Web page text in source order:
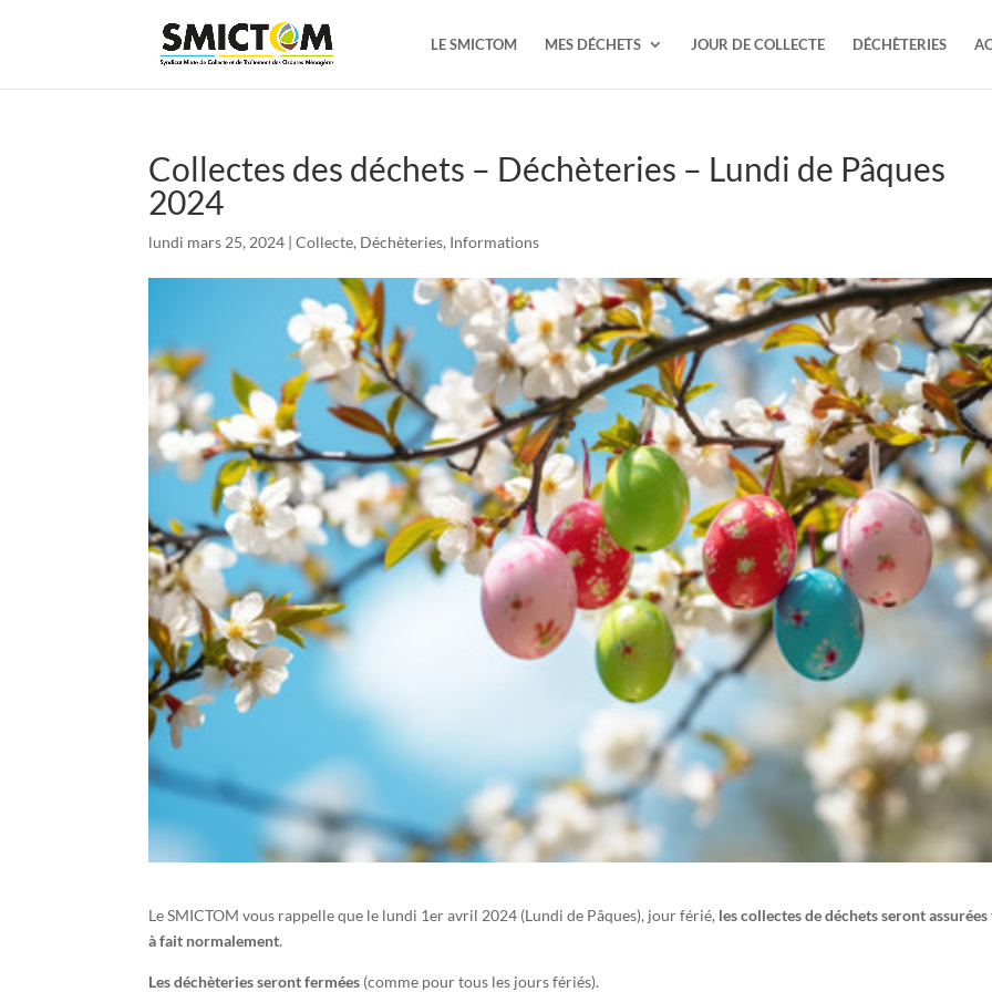
LE SMICTOM MES DÉCHETS JOUR DE COLLECTE DÉCHÈTERIES
Collectes des déchets – Déchèteries – Lundi de Pâques
2024
lundi mars 25, 2024 |Collecte, Déchèteries, Informations
Le SMICTOM vous rappelle que le lundi 1er avril 2024 (Lundi de Pâques), jour férié, les collectes de déchets seront
à fait normalement.
Les déchèteries seront fermées (comme pour tous les jours fériés).